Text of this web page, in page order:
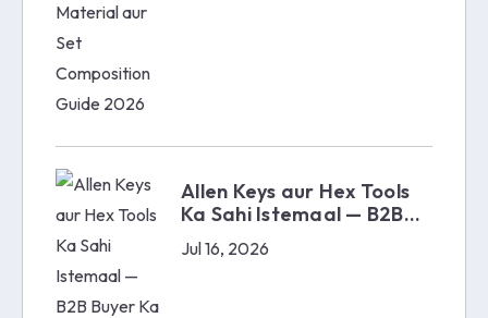
Allen Keys aur Hex Tools
Ka Sahi Istemaal — B2B
Buyer Ka Complete Guide
2026
Jul 16, 2026